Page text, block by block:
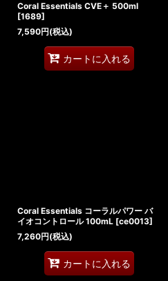
Coral Essentials CVE＋ 500ml
[1689]
7,590円(税込)
カートに入れる
Coral Essentials コーラルパワー バ
イオコントロール 100mL [ce0013]
7,260円(税込)
カートに入れる